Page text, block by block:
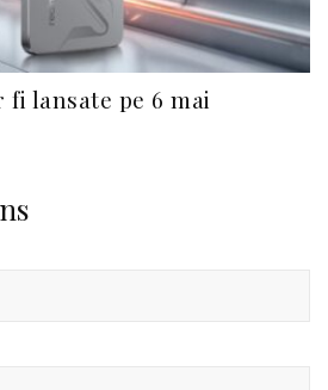
fi lansate pe 6 mai